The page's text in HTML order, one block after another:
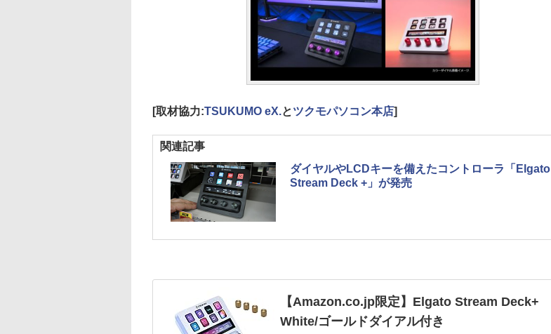
[取材協力:TSUKUMO eX.とツクモパソコン本店]
関連記事
ダイヤルやLCDキーを備えたコントローラ「Elgato
Stream Deck +」が発売
【Amazon.co.jp限定】Elgato Stream Deck+
White/ゴールドダイアル付き